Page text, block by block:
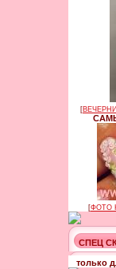
[
[ФОТО
СПЕЦ
только